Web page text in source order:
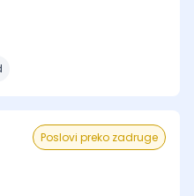
Poslovi preko zadruge